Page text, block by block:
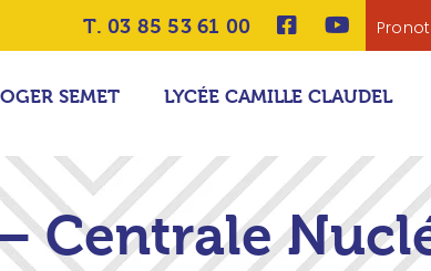
T. 03 85 53 61 00
SEMET LYCÉE CAMILLE CLAUDEL
Centrale